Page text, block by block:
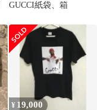
GUCCI紙袋、箱
¥ 19,000